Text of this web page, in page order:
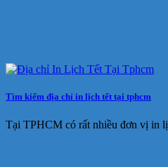
Tìm kiếm địa chỉ in lịch tết tại tphcm
Tại TPHCM có rất nhiều đơn vị in